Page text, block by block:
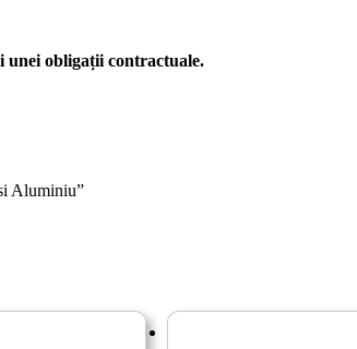
unei obligații contractuale.
Aluminiu”